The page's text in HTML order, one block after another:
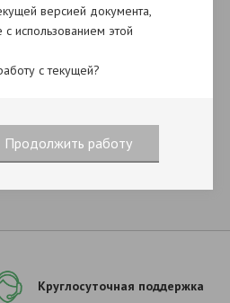
версией документа,
использованием этой
с текущей?
Продолжить работу
Круглосуточная поддержка